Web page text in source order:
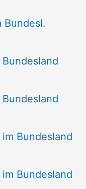
Bundesl.
Bundesland
Bundesland